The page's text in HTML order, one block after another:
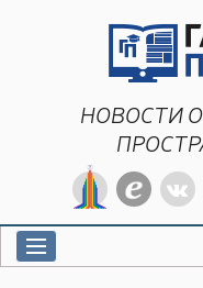
НОВОСТИ